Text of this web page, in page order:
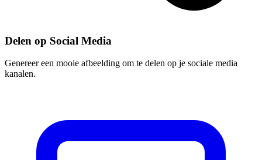
Delen op Social Media
Genereer een mooie afbeelding om te delen op je sociale media
kanalen.